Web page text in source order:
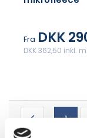
Fra DKK
DKK 362,50 inkl.
1